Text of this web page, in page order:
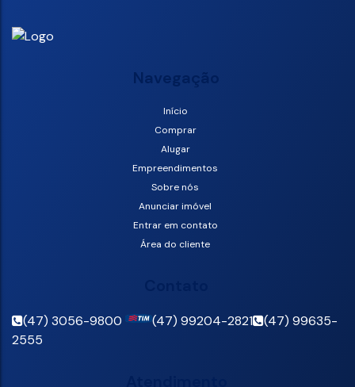
Navegação
Início
Comprar
Alugar
Empreendimentos
Sobre nós
Anunciar imóvel
Entrar em contato
Área do cliente
(47) 3056-9800 (47) 99204-2821
(47) 99635-
2555